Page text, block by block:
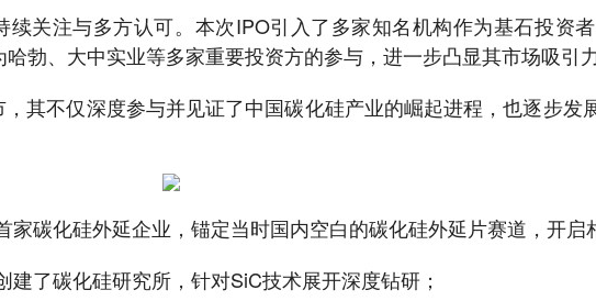
关注与多方认可。本次IPO引入了多家知名机构作为基石投资
勃、大中实业等多家重要投资方的参与，进一步凸显其市场吸引
其不仅深度参与并见证了中国碳化硅产业的崛起进程，也逐步发
碳化硅外延企业，锚定当时国内空白的碳化硅外延片赛道，开启
了碳化硅研究所，针对SiC技术展开深度钻研；